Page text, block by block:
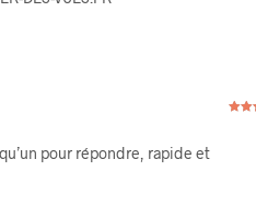
pour répondre, rapide et